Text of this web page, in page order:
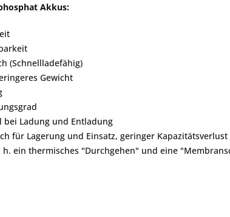
Akkus:
(Schnellladefähig)
Gewicht
bei Ladung und Entladung
für Lagerung und Einsatz, geringer
h. ein thermisches "Durchgehen" und eine